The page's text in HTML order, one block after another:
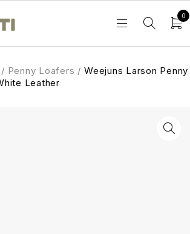
0
/ Penny Loafers / Weejuns Larson Penny
Leather